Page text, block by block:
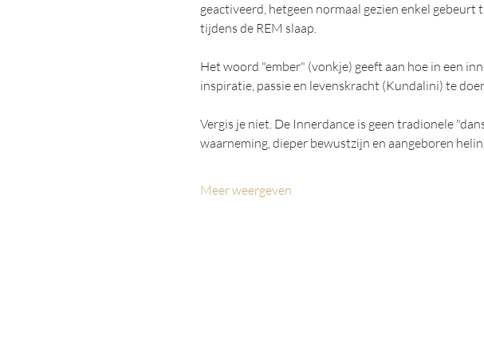
geactiveerd, hetgeen normaal gezien enkel
tijdens de REM slaap.
Het woord "ember" (vonkje) geeft aan hoe in een
inspiratie, passie en levenskracht (Kundalini) te
Vergis je niet. De Innerdance is geen tradionele
waarneming, dieper bewustzijn en aangeboren
Meer weergeven